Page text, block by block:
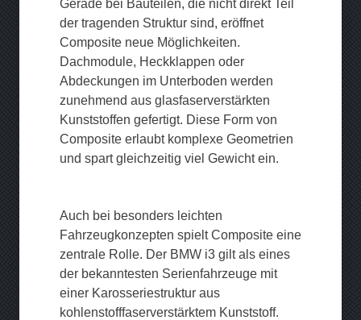
Gerade bei Bauteilen, die nicht direkt Teil
der tragenden Struktur sind, eröffnet
Composite neue Möglichkeiten.
Dachmodule, Heckklappen oder
Abdeckungen im Unterboden werden
zunehmend aus glasfaserverstärkten
Kunststoffen gefertigt. Diese Form von
Composite erlaubt komplexe Geometrien
und spart gleichzeitig viel Gewicht ein.
Auch bei besonders leichten
Fahrzeugkonzepten spielt Composite eine
zentrale Rolle. Der BMW i3 gilt als eines
der bekanntesten Serienfahrzeuge mit
einer Karosseriestruktur aus
kohlenstofffaserverstärktem Kunststoff.